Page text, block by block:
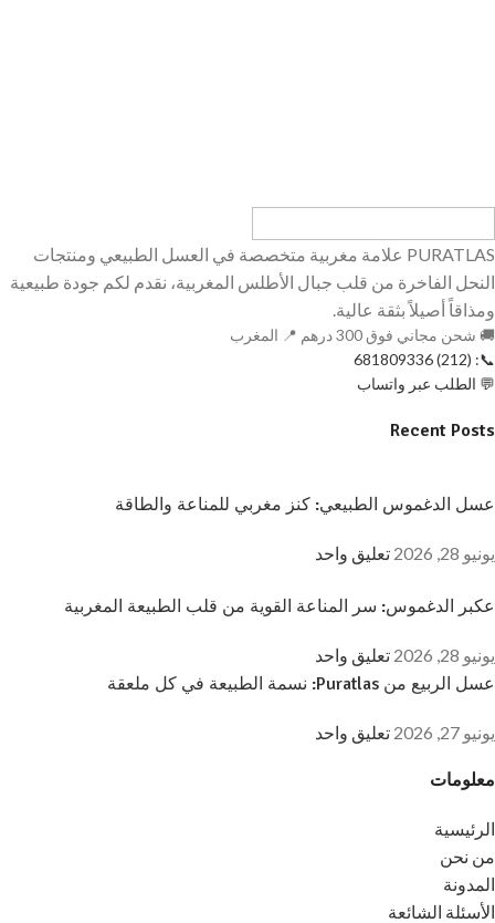
PURATLAS علامة مغربية متخصصة في العسل الطبيعي ومنتجات
النحل الفاخرة من قلب جبال الأطلس المغربية، نقدم لكم جودة طبيعية
ومذاقاً أصيلاً بثقة عالية.
🚚 شحن مجاني فوق 300 درهم 📍 المغرب
📞: (212) 681809336
💬 الطلب عبر واتساب
Recent Posts
عسل الدغموس الطبيعي: كنز مغربي للمناعة والطاقة
يونيو 28, 2026 تعليق واحد
عكبر الدغموس: سر المناعة القوية من قلب الطبيعة المغربية
يونيو 28, 2026 تعليق واحد
عسل الربيع من Puratlas: نسمة الطبيعة في كل ملعقة
يونيو 27, 2026 تعليق واحد
معلومات
الرئيسية
من نحن
المدونة
الأسئلة الشائعة